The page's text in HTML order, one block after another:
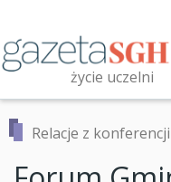
treści
życie uczelni
Przeszukaj witrynę
Relacje z konferencji